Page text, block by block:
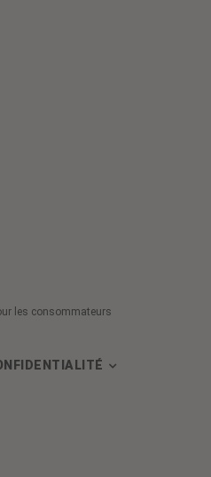
les consommateurs